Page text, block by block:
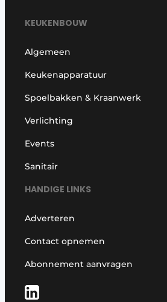
KEUKENBOUW
Algemeen
Keukenapparatuur
Spoelbakken & Kraanwerk
Verlichting
Events
Sanitair
HANDIGE LINKS
Adverteren
Contact opnemen
Abonnement aanvragen